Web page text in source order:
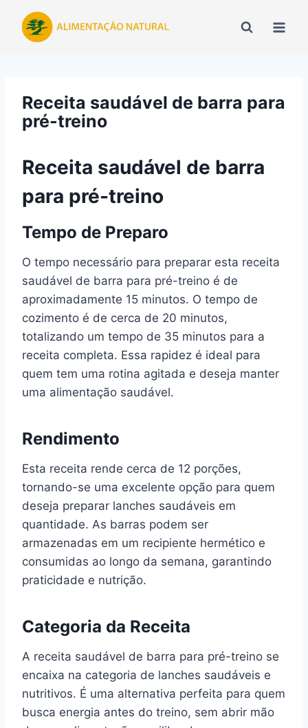
para
Receita saudável de barra para
pré-treino
Receita saudável de barra
para pré-treino
Tempo de Preparo
O tempo necessário para preparar esta receita
saudável de barra para pré-treino é de
aproximadamente 15 minutos. O tempo de
cozimento é de cerca de 20 minutos,
totalizando um tempo de 35 minutos para a
receita completa. Essa rapidez é ideal para
quem tem uma rotina agitada e deseja manter
uma alimentação saudável.
Rendimento
Esta receita rende cerca de 12 porções,
tornando-se uma excelente opção para quem
deseja preparar lanches saudáveis em
quantidade. As barras podem ser
armazenadas em um recipiente hermético e
consumidas ao longo da semana, garantindo
praticidade e nutrição.
Categoria da Receita
A receita saudável de barra para pré-treino se
encaixa na categoria de lanches saudáveis e
nutritivos. É uma alternativa perfeita para quem
busca energia antes do treino, sem abrir mão